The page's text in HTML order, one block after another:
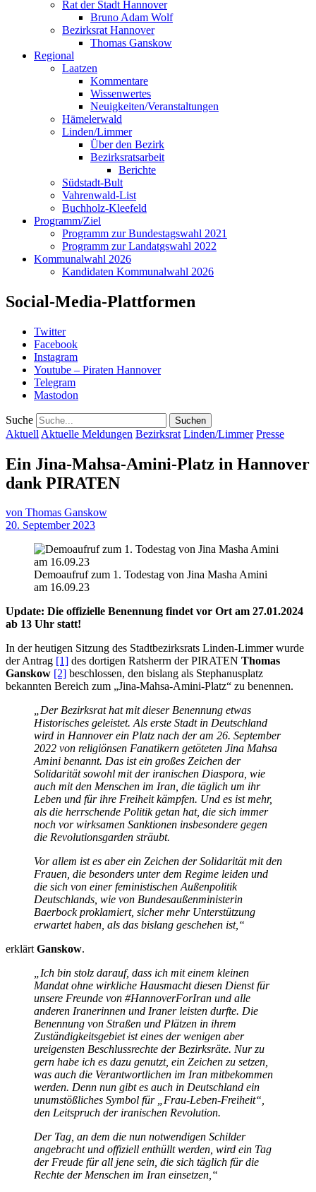
Rat der Stadt Hannover
Bruno Adam Wolf
Bezirksrat Hannover
Thomas Ganskow
Regional
Laatzen
Kommentare
Wissenwertes
Neuigkeiten/Veranstaltungen
Hämelerwald
Linden/Limmer
Über den Bezirk
Bezirksratsarbeit
Berichte
Südstadt-Bult
Vahrenwald-List
Buchholz-Kleefeld
Programm/Ziel
Programm zur Bundestagswahl 2021
Programm zur Landatgswahl 2022
Kommunalwahl 2026
Kandidaten Kommunalwahl 2026
Social-Media-Plattformen
Twitter
Facebook
Instagram
Youtube – Piraten Hannover
Telegram
Mastodon
Suche
Aktuell Aktuelle Meldungen Bezirksrat Linden/Limmer Presse
Ein Jina-Mahsa-Amini-Platz in Hannover
dank PIRATEN
von Thomas Ganskow
20. September 2023
Demoaufruf zum 1. Todestag von Jina Masha Amini
am 16.09.23
Update: Die offizielle Benennung findet vor Ort am 27.01.2024
ab 13 Uhr statt!
In der heutigen Sitzung des Stadtbezirksrats Linden-Limmer wurde
der Antrag [1] des dortigen Ratsherrn der PIRATEN Thomas
Ganskow [2] beschlossen, den bislang als Stephanusplatz
bekannten Bereich zum „Jina-Mahsa-Amini-Platz“ zu benennen.
„Der Bezirksrat hat mit dieser Benennung etwas
Historisches geleistet. Als erste Stadt in Deutschland
wird in Hannover ein Platz nach der am 26. September
2022 von religiönsen Fanatikern getöteten Jina Mahsa
Amini benannt. Das ist ein großes Zeichen der
Solidarität sowohl mit der iranischen Diaspora, wie
auch mit den Menschen im Iran, die täglich um ihr
Leben und für ihre Freiheit kämpfen. Und es ist mehr,
als die herrschende Politik getan hat, die sich immer
noch vor wirksamen Sanktionen insbesondere gegen
die Revolutionsgarden sträubt.
Vor allem ist es aber ein Zeichen der Solidarität mit den
Frauen, die besonders unter dem Regime leiden und
die sich von einer feministischen Außenpolitik
Deutschlands, wie von Bundesaußenministerin
Baerbock proklamiert, sicher mehr Unterstützung
erwartet haben, als das bislang geschehen ist,“
erklärtGanskow.
„Ich bin stolz darauf, dass ich mit einem kleinen
Mandat ohne wirkliche Hausmacht diesen Dienst für
unsere Freunde von #HannoverForIran und alle
anderen Iranerinnen und Iraner leisten durfte. Die
Benennung von Straßen und Plätzen in ihrem
Zuständigkeitsgebiet ist eines der wenigen aber
ureigensten Beschlussrechte der Bezirksräte. Nur zu
gern habe ich es dazu genutzt, ein Zeichen zu setzen,
was auch die Verantwortlichen im Iran mitbekommen
werden. Denn nun gibt es auch in Deutschland ein
unumstößliches Symbol für „Frau-Leben-Freiheit“,
den Leitspruch der iranischen Revolution.
Der Tag, an dem die nun notwendigen Schilder
angebracht und offiziell enthüllt werden, wird ein Tag
der Freude für all jene sein, die sich täglich für die
Rechte der Menschen im Iran einsetzen,“